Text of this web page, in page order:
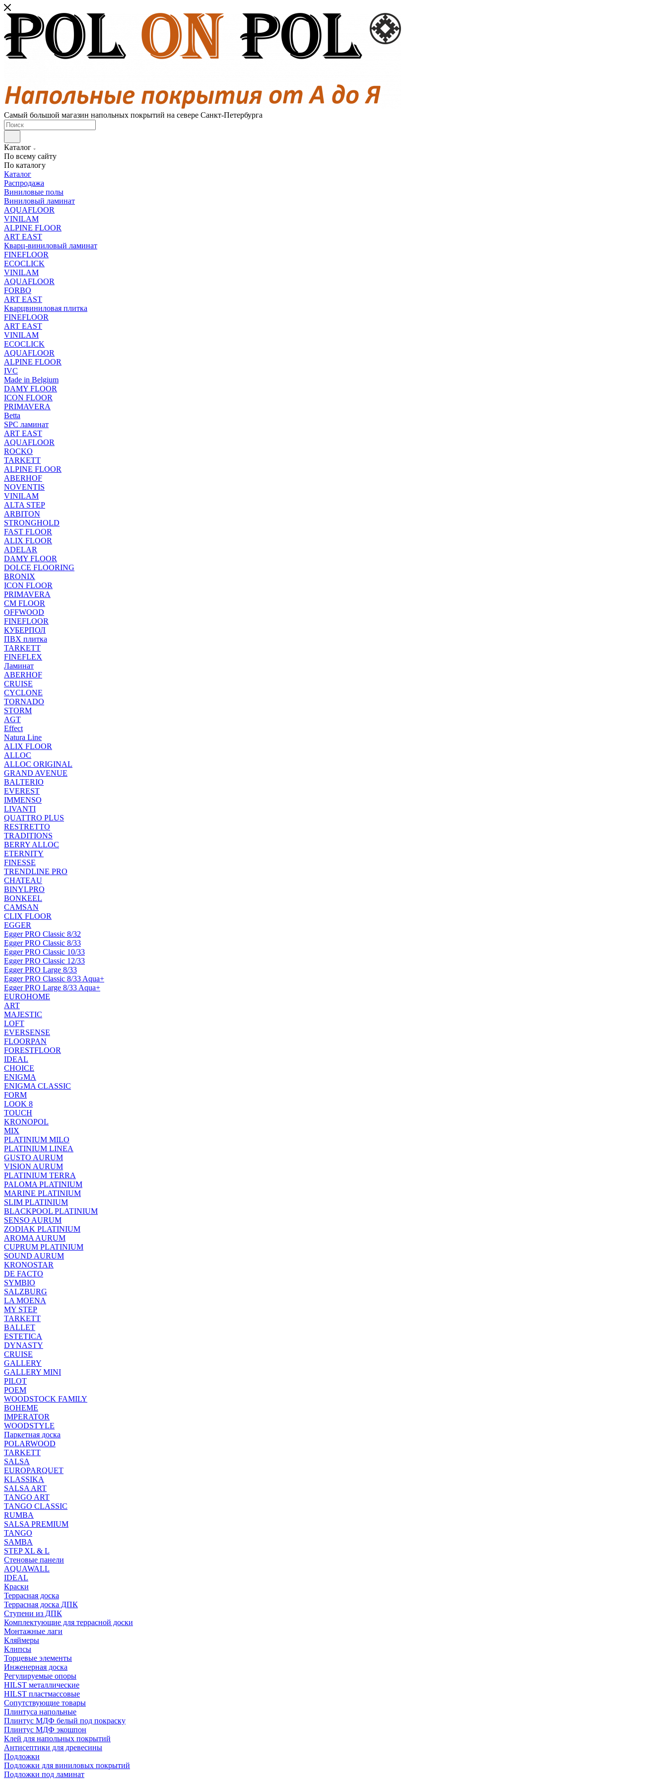
Самый большой магазин напольных покрытий на севере Санкт-Петербурга
Каталог
По всему сайту
По каталогу
Каталог
Распродажа
Виниловые полы
Виниловый ламинат
AQUAFLOOR
VINILAM
ALPINE FLOOR
ART EAST
Кварц-виниловый ламинат
FINEFLOOR
ECOCLICK
VINILAM
AQUAFLOOR
FORBO
ART EAST
Кварцвиниловая плитка
FINEFLOOR
ART EAST
VINILAM
ECOCLICK
AQUAFLOOR
ALPINE FLOOR
IVC
Made in Belgium
DAMY FLOOR
ICON FLOOR
PRIMAVERA
Betta
SPC ламинат
ART EAST
AQUAFLOOR
ROCKO
TARKETT
ALPINE FLOOR
ABERHOF
NOVENTIS
VINILAM
ALTA STEP
ARBITON
STRONGHOLD
FAST FLOOR
ALIX FLOOR
ADELAR
DAMY FLOOR
DOLCE FLOORING
BRONIX
ICON FLOOR
PRIMAVERA
CM FLOOR
OFFWOOD
FINEFLOOR
КУБЕРПОЛ
ПВХ плитка
TARKETT
FINEFLEX
Ламинат
ABERHOF
CRUISE
CYCLONE
TORNADO
STORM
AGT
Effect
Natura Line
ALIX FLOOR
ALLOC
ALLOC ORIGINAL
GRAND AVENUE
BALTERIO
EVEREST
IMMENSO
LIVANTI
QUATTRO PLUS
RESTRETTO
TRADITIONS
BERRY ALLOC
ETERNITY
FINESSE
TRENDLINE PRO
CHATEAU
BINYLPRO
BONKEEL
CAMSAN
CLIX FLOOR
EGGER
Egger PRO Classic 8/32
Egger PRO Classic 8/33
Egger PRO Classic 10/33
Egger PRO Classic 12/33
Egger PRO Large 8/33
Egger PRO Classic 8/33 Aqua+
Egger PRO Large 8/33 Aqua+
EUROHOME
ART
MAJESTIC
LOFT
EVERSENSE
FLOORPAN
FORESTFLOOR
IDEAL
CHOICE
ENIGMA
ENIGMA CLASSIC
FORM
LOOK 8
TOUCH
KRONOPOL
MIX
PLATINIUM MILO
PLATINIUM LINEA
GUSTO AURUM
VISION AURUM
PLATINIUM TERRA
PALOMA PLATINIUM
MARINE PLATINIUM
SLIM PLATINIUM
BLACKPOOL PLATINIUM
SENSO AURUM
ZODIAK PLATINIUM
AROMA AURUM
CUPRUM PLATINIUM
SOUND AURUM
KRONOSTAR
DE FACTO
SYMBIO
SALZBURG
LA MOENA
MY STEP
TARKETT
BALLET
ESTETICA
DYNASTY
CRUISE
GALLERY
GALLERY MINI
PILOT
POEM
WOODSTOCK FAMILY
BOHEME
IMPERATOR
WOODSTYLE
Паркетная доска
POLARWOOD
TARKETT
SALSA
EUROPARQUET
KLASSIKA
SALSA ART
TANGO ART
TANGO CLASSIC
RUMBA
SALSA PREMIUM
TANGO
SAMBA
STEP XL & L
Стеновые панели
AQUAWALL
IDEAL
Краски
Террасная доска
Террасная доска ДПК
Ступени из ДПК
Комплектующие для террасной доски
Монтажные лаги
Кляймеры
Клипсы
Торцевые элементы
Инженерная доска
Регулируемые опоры
HILST металлические
HILST пластмассовые
Сопутствующие товары
Плинтуса напольные
Плинтус МДФ белый под покраску
Плинтус МДФ экошпон
Клей для напольных покрытий
Антисептики для древесины
Подложки
Подложки для виниловых покрытий
Подложки под ламинат